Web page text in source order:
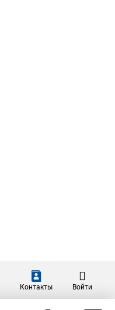
Контакты Войти